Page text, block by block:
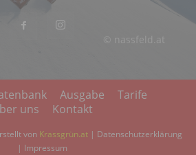
© nassfeld.at
Ausgabe
Tarife
uns
Kontakt
von Krassgrün.at | Datenschutzerklärung
| Impressum